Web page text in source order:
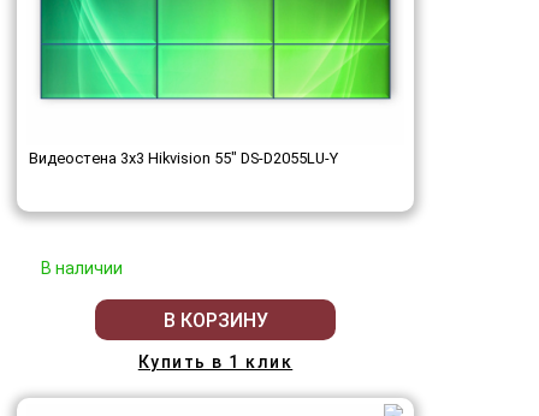
Видеостена 3x3 Hikvision 55" DS-D2055LU-Y
В наличии
В КОРЗИНУ
Купить в 1 клик